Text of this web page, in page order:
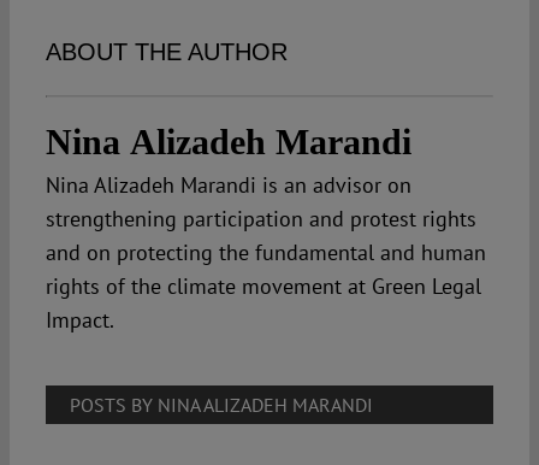
Spotlight
ABOUT THE AUTHOR
Nina Alizadeh Marandi
Nina Alizadeh Marandi is an advisor on
strengthening participation and protest rights
and on protecting the fundamental and human
rights of the climate movement at Green Legal
Impact.
POSTS BY NINA ALIZADEH MARANDI